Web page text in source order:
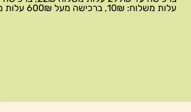
עלות משלוח: 10₪, ברכישה מעל 600₪ עלות משלוח חינם